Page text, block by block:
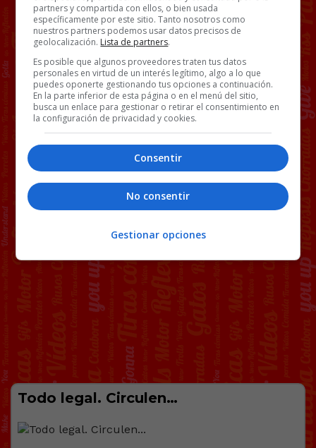
Todo legal. Circulen…
partners y compartida con ellos, o bien usada
específicamente por este sitio. Tanto nosotros como
nuestros partners podemos usar datos precisos de
geolocalización. Lista de partners.
Es posible que algunos proveedores traten tus datos
personales en virtud de un interés legítimo, algo a lo que
puedes oponerte gestionando tus opciones a continuación.
En la parte inferior de esta página o en el menú del sitio,
busca un enlace para gestionar o retirar el consentimiento en
la configuración de privacidad y cookies.
Consentir
No consentir
Gestionar opciones